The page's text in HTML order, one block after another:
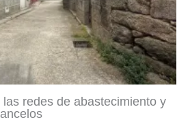
redes de abastecimiento y